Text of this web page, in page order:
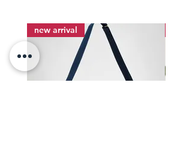
new arrival